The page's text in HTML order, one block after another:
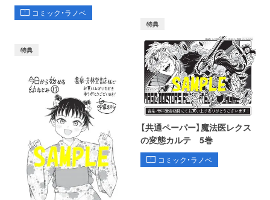
コミック・ラノベ
特典
特典
【共通ペーパー】魔法医レクス
の変態カルテ 5巻
コミック・ラノベ